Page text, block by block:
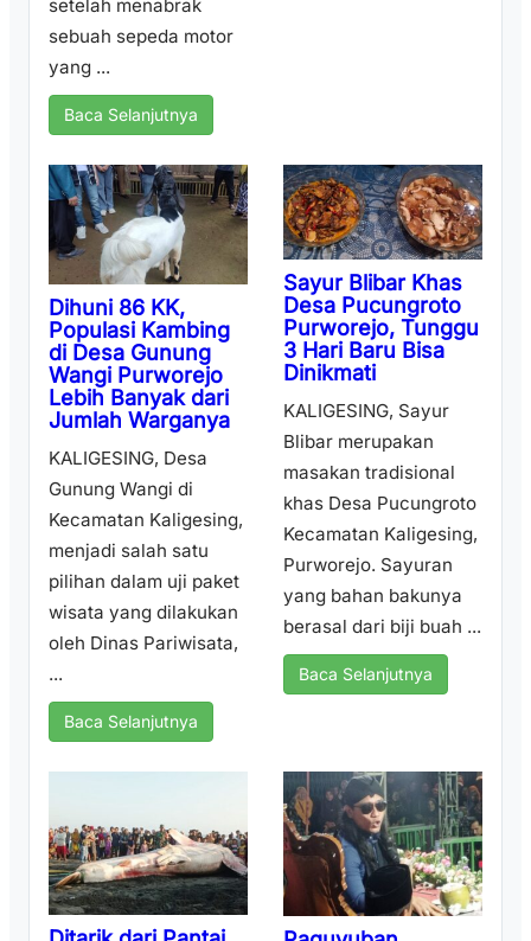
setelah menabrak
sebuah sepeda motor
yang ...
Baca Selanjutnya
Dihuni 86 KK,
Populasi Kambing
di Desa Gunung
Wangi Purworejo
Lebih Banyak dari
Jumlah Warganya
KALIGESING, Desa
Gunung Wangi di
Kecamatan Kaligesing,
menjadi salah satu
pilihan dalam uji paket
wisata yang dilakukan
oleh Dinas Pariwisata,
...
Baca Selanjutnya
Sayur Blibar Khas
Desa Pucungroto
Purworejo, Tunggu
3 Hari Baru Bisa
Dinikmati
KALIGESING, Sayur
Blibar merupakan
masakan tradisional
khas Desa Pucungroto
Kecamatan Kaligesing,
Purworejo. Sayuran
yang bahan bakunya
berasal dari biji buah ...
Baca Selanjutnya